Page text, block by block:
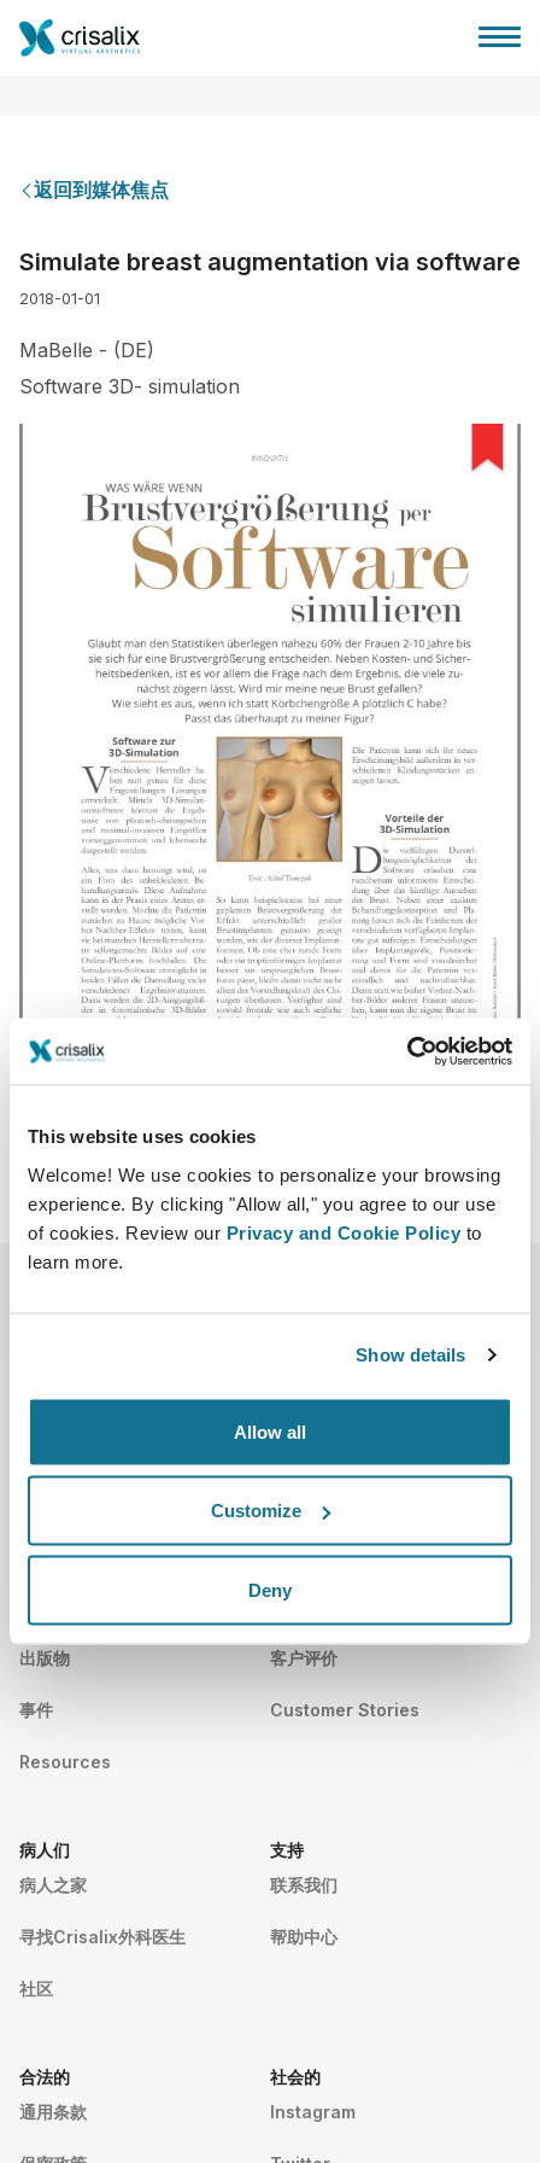
This website uses cookies
Welcome! We use cookies to personalize your browsing
experience. By clicking "Allow all," you agree to our use
of cookies. Review our Privacy and Cookie Policy to
learn more.
Show details
Allow all
Customize
Deny
套餐
返回到媒体焦点
Simulate breast augmentation via software
2018-01-01
MaBelle - (DE)
Software 3D- simulation
公司
职业
出版物
事件
Resources
外科医生
外科医生之家
3D业务经理
外科医生套餐
客户评价
Customer Stories
病人们
病人之家
寻找Crisalix外科医生
社区
支持
联系我们
帮助中心
合法的
通用条款
社会的
Instagram